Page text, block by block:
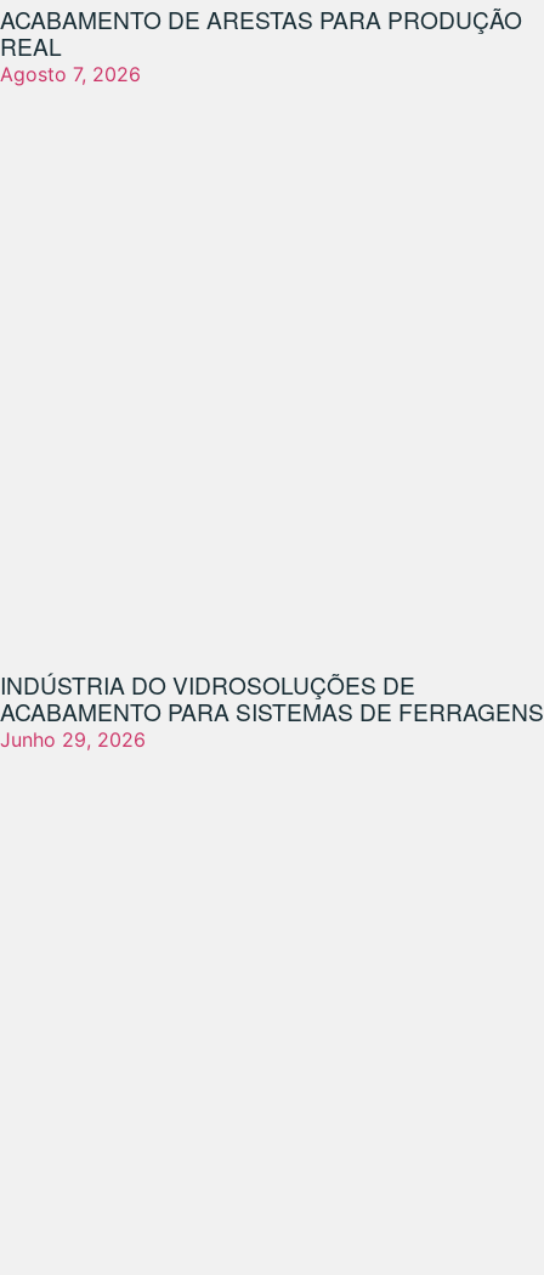
ACABAMENTO DE ARESTAS PARA PRODUÇÃO
REAL
Agosto 7, 2026
INDÚSTRIA DO VIDROSOLUÇÕES DE
ACABAMENTO PARA SISTEMAS DE FERRAGENS
Junho 29, 2026